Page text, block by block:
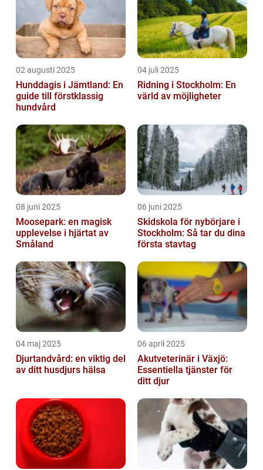
02 augusti 2025
Hunddagis i Jämtland: En
guide till förstklassig
hundvård
04 juli 2025
Ridning i Stockholm: En
värld av möjligheter
08 juni 2025
Moosepark: en magisk
upplevelse i hjärtat av
Småland
06 juni 2025
Skidskola för nybörjare i
Stockholm: Så tar du dina
första stavtag
04 maj 2025
Djurtandvård: en viktig del
av ditt husdjurs hälsa
06 april 2025
Akutveterinär i Växjö:
Essentiella tjänster för
ditt djur